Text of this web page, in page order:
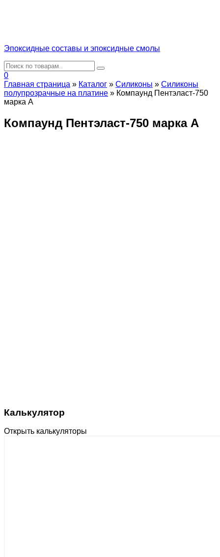
Эпоксидные составы и эпоксидные смолы
0
Главная страница » Каталог » Силиконы » Силиконы
полупрозрачные на платине » Компаунд Пентэласт-750
марка А
Компаунд Пентэласт-750 марка А
Калькулятор
Открыть калькуляторы